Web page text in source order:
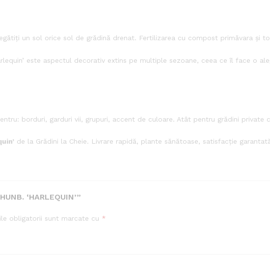
un sol orice sol de grădină drenat. Fertilizarea cu compost primăvara și
este aspectul decorativ extins pe multiple sezoane, ceea ce îl face o
borduri, garduri vii, grupuri, accent de culoare. Atât pentru grădini
de la Grădini la Cheie. Livrare rapidă, plante sănătoase, satisfacție
‘HARLEQUIN’”
obligatorii sunt marcate cu *